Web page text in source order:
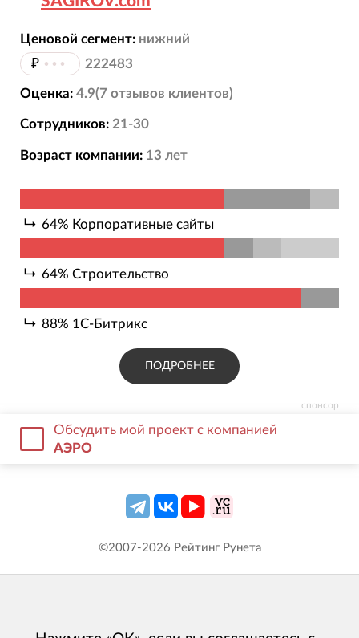
спонсор
Ценовой сегмент: нижний
₽ ••• 222483
Оценка: 4.9(7 отзывов клиентов)
Сотрудников: 21-30
Возраст компании: 13 лет
64% Корпоративные сайты
64% Строительство
88% 1С-Битрикс
ПОДРОБНЕЕ
Обсудить мой проект с компанией
АЭРО
©2007-2026 Рейтинг Рунета